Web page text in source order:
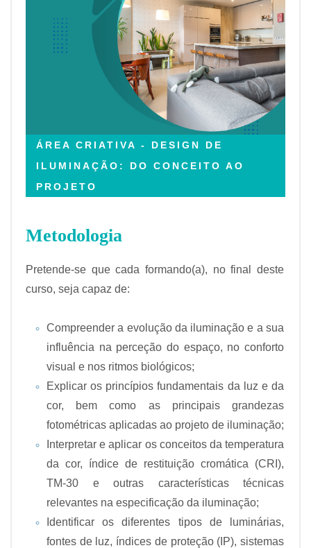
ÁREA CRIATIVA - DESIGN DE
ILUMINAÇÃO: DO CONCEITO AO
PROJETO
Metodologia
Pretende-se que cada formando(a), no final deste
curso, seja capaz de:
Compreender a evolução da iluminação e a sua
influência na perceção do espaço, no conforto
visual e nos ritmos biológicos;
Explicar os princípios fundamentais da luz e da
cor, bem como as principais grandezas
fotométricas aplicadas ao projeto de iluminação;
Interpretar e aplicar os conceitos da temperatura
da cor, índice de restituição cromática (CRI),
TM-30 e outras características técnicas
relevantes na especificação da iluminação;
Identificar os diferentes tipos de luminárias,
fontes de luz, índices de proteção (IP), sistemas